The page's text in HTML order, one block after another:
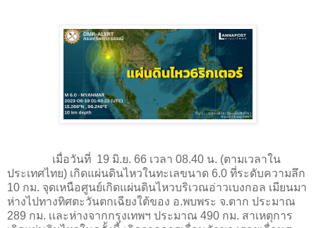
เมื่อวันที่ 19 มิ.ย. 66 เวลา 08.40 น. (ตามเวลาใน
ประเทศไทย) เกิดแผ่นดินไหวในทะเลขนาด 6.0 ที่ระดับความลึก
10 กม. จุดเหนือศูนย์เกิดแผ่นดินไหวบริเวณอ่าวเบงกอล เมียนมา
ห่างไปทางทิศตะวันตกเฉียงใต้ของ อ.พบพระ จ.ตาก ประมาณ
289 กม. เเละห่างจากกรุงเทพฯ ประมาณ 490 กม. สาเหตุการ